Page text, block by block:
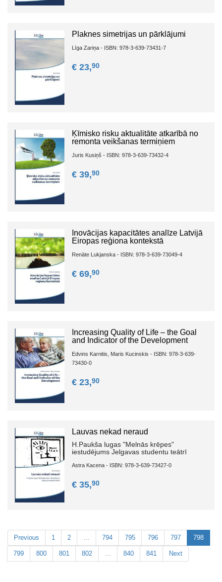
Plaknes simetrijas un pārklājumi
Līga Zariņa - ISBN: 978-3-639-73431-7
€ 23,90
Ķīmisko risku aktualitāte atkarībā no
remonta veikšanas termiņiem
Juris Kusiņš - ISBN: 978-3-639-73432-4
€ 39,90
Inovācijas kapacitātes analīze Latvijā
Eiropas reģiona kontekstā
Renāte Lukjanska - ISBN: 978-3-639-73049-4
€ 69,90
Increasing Quality of Life – the Goal
and Indicator of the Development
Edvins Karnitis, Maris Kucinskis - ISBN: 978-3-639-
73430-0
€ 23,90
Lauvas nekad neraud
H.Paukša lugas "Melnās krēpes"
iestudējums Jelgavas studentu teātrī
Astra Kacena - ISBN: 978-3-639-73427-0
€ 35,90
Previous 1 2 794 795 796 797 798
799 800 801 802 840 841 Next